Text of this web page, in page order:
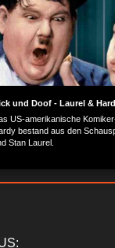
und Doof - Laurel &
US-amerikanische
bestand aus den
Stan Laurel.